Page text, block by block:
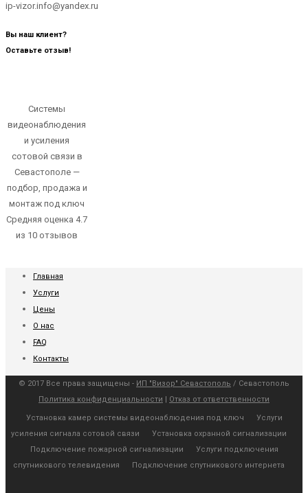
ip-vizor.info@yandex.ru
Вы наш клиент?
Оставьте отзыв!
Системы
видеонаблюдения
и усиления
сотовой связи в
Севастополе —
подбор, продажа и
монтаж под ключ
Средняя оценка 4.7
из 10 отзывов
Главная
Услуги
Цены
О нас
FAQ
Контакты
© 2017 Все права защищены - ИП "Визор" Севастополь / Севастополь
Политика конфиденциальности
Отказ от ответственности
Установка камер системы видеонаблюдения под ключ
Услуги
усиления сигнала сотовой связи
Установка охранной сигнализации
Подключение пожарной сигнализации
Услуги подключения
спутникового телевидения
Подключение спутникового интернета